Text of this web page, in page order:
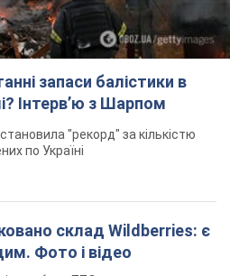
запаси балістики в
Інтерв’ю з Шарпом
"рекорд" за кількістю
по Україні
склад Wildberries: є
Фото і відео